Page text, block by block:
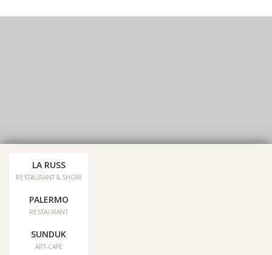
LA RUSS
RESTAURANT & SHOW
PALERMO
RESTAURANT
SUNDUK
ART-CAFE